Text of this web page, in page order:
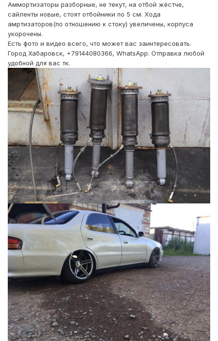
Аммортизаторы разборные, не текут, на отбой жёстче,
сайленты новые, стоят отбойники по 5 см. Хода
амртизаторов(по отношению к стоку) увеличены, корпуса
укорочены.
Есть фото и видео всего, что может вас заинтересовать.
Город Хабаровск, +79144080366, WhatsApp. Отправка любой
удобной для вас тк.